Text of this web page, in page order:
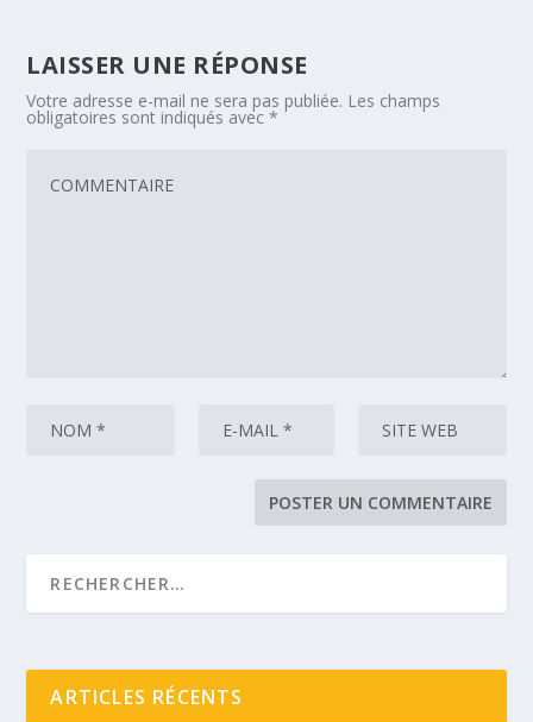
LAISSER UNE RÉPONSE
Votre adresse e-mail ne sera pas publiée. Les champs
obligatoires sont indiqués avec*
ARTICLES RÉCENTS